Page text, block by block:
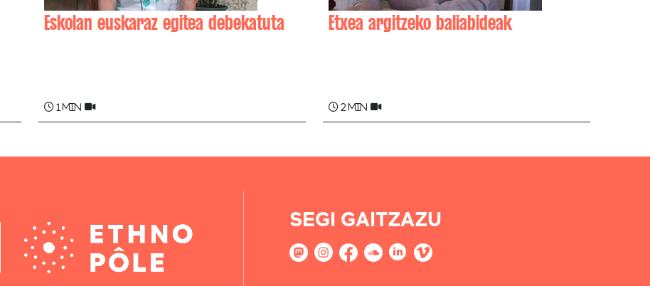
Eskolan euskaraz egitea debekatuta
1 min
Etxea argitzeko baliabideak
2 min
SEGI GAITZAZU